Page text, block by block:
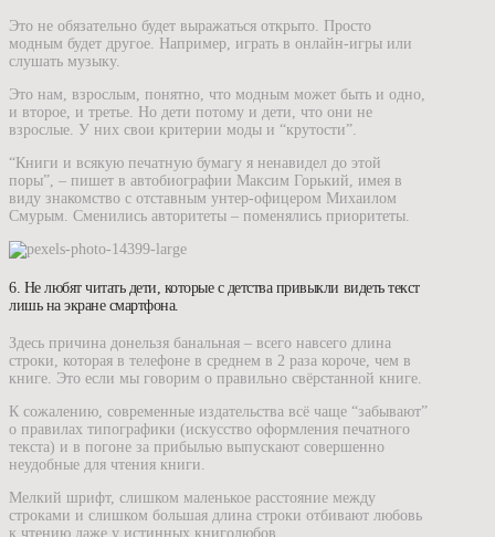
Это не обязательно будет выражаться открыто. Просто
модным будет другое. Например, играть в онлайн-игры или
слушать музыку.
Это нам, взрослым, понятно, что модным может быть и одно,
и второе, и третье. Но дети потому и дети, что они не
взрослые. У них свои критерии моды и “крутости”.
“Книги и всякую печатную бумагу я ненавидел до этой
поры”, – пишет в автобиографии Максим Горький, имея в
виду знакомство с отставным унтер-офицером Михаилом
Смурым. Сменились авторитеты – поменялись приоритеты.
6. Не любят читать дети, которые с детства привыкли видеть текст
лишь на экране смартфона.
Здесь причина донельзя банальная – всего навсего длина
строки, которая в телефоне в среднем в 2 раза короче, чем в
книге. Это если мы говорим о правильно свёрстанной книге.
К сожалению, современные издательства всё чаще “забывают”
о правилах типографики (искусство оформления печатного
текста) и в погоне за прибылью выпускают совершенно
неудобные для чтения книги.
Мелкий шрифт, слишком маленькое расстояние между
строками и слишком большая длина строки отбивают любовь
к чтению даже у истинных книголюбов.